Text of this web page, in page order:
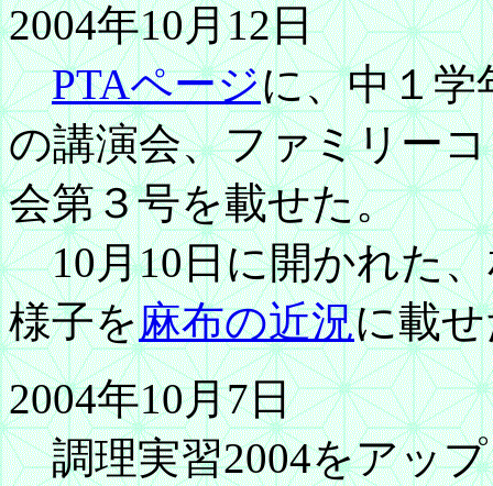
2004年10月12日
PTAページに、中１学
の講演会、ファミリー
会第３号を載せた。
10月10日に開かれた、
様子を麻布の近況に載
2004年10月7日
調理実習2004をアップ